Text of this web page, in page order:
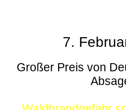
7.
Großer Preis von